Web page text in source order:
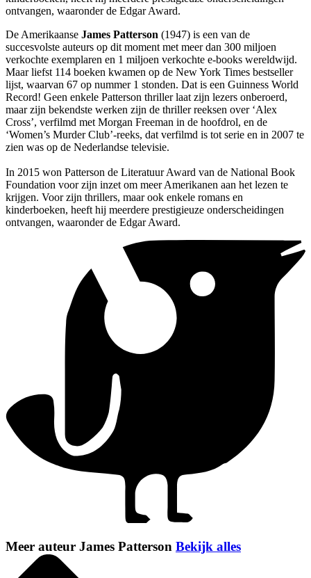
ontvangen, waaronder de Edgar Award.
De Amerikaanse James Patterson (1947) is een van de
succesvolste auteurs op dit moment met meer dan 300 miljoen
verkochte exemplaren en 1 miljoen verkochte e-books wereldwijd.
Maar liefst 114 boeken kwamen op de New York Times bestseller
lijst, waarvan 67 op nummer 1 stonden. Dat is een Guinness World
Record! Geen enkele Patterson thriller laat zijn lezers onberoerd,
maar zijn bekendste werken zijn de thriller reeksen over ‘Alex
Cross’, verfilmd met Morgan Freeman in de hoofdrol, en de
‘Women’s Murder Club’-reeks, dat verfilmd is tot serie en in 2007 te
zien was op de Nederlandse televisie.
In 2015 won Patterson de Literatuur Award van de National Book
Foundation voor zijn inzet om meer Amerikanen aan het lezen te
krijgen. Voor zijn thrillers, maar ook enkele romans en
kinderboeken, heeft hij meerdere prestigieuze onderscheidingen
ontvangen, waaronder de Edgar Award.
Meer auteur James Patterson Bekijk alles